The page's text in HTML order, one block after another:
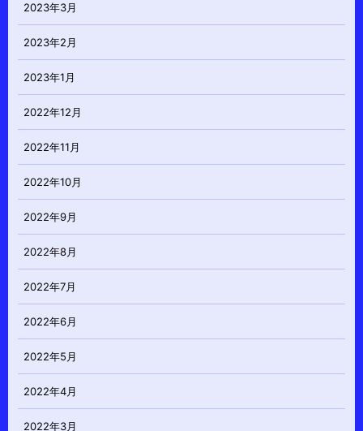
2023年3月
2023年2月
2023年1月
2022年12月
2022年11月
2022年10月
2022年9月
2022年8月
2022年7月
2022年6月
2022年5月
2022年4月
2022年3月